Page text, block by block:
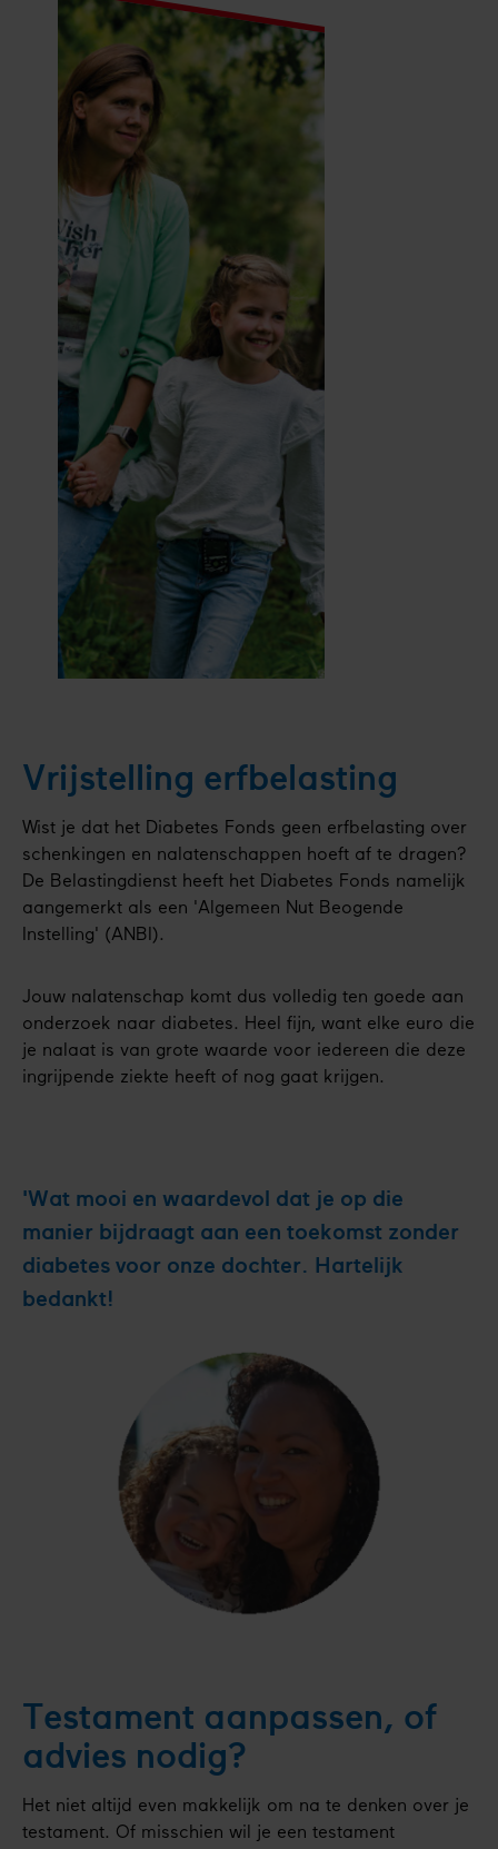
de
gratis
brochure
Vrijstelling erfbelasting
Wist je dat het Diabetes Fonds geen erfbelasting over
schenkingen en nalatenschappen hoeft af te dragen?
De Belastingdienst heeft het Diabetes Fonds namelijk
aangemerkt als een 'Algemeen Nut Beogende
Instelling' (ANBI).
Jouw nalatenschap komt dus volledig ten goede aan
onderzoek naar diabetes. Heel fijn, want elke euro die
je nalaat is van grote waarde voor iedereen die deze
ingrijpende ziekte heeft of nog gaat krijgen.
'Wat mooi en waardevol dat je op die
manier bijdraagt aan een toekomst zonder
diabetes voor onze dochter. Hartelijk
bedankt!
Testament aanpassen, of
advies nodig?
Het niet altijd even makkelijk om na te denken over je
testament. Of misschien wil je een testament